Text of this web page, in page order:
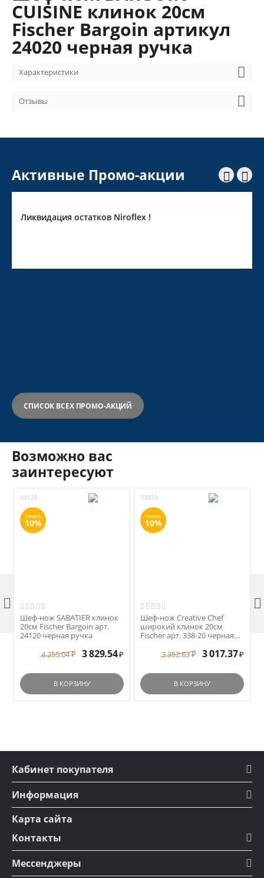
CUISINE клинок 20см
Fischer Bargoin артикул
24020 черная ручка
Характеристики
Отзывы
Активные Промо-акции  
Ликвидация остатков Niroflex !
СПИСОК ВСЕХ ПРОМО-АКЦИЙ
Возможно вас
заинтересуют
24120
СКИДКА
10%
Шеф-нож SABATIER клинок
20см Fischer Bargoin арт.
24120 черная ручка
4 255.04 ₽ 3 829.54 ₽
В КОРЗИНУ
33820
СКИДКА
10%
Шеф-нож Creative Chef
широкий клинок 20см
Fischer арт. 338-20 черная
3 352.63 ₽ 3 017.37 ₽
В КОРЗИНУ
 
Кабинет покупателя
Информация
Карта сайта
Контакты
Мессенджеры